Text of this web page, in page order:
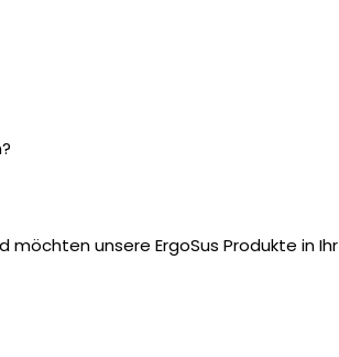
möchten unsere ErgoSus Produkte in Ihr